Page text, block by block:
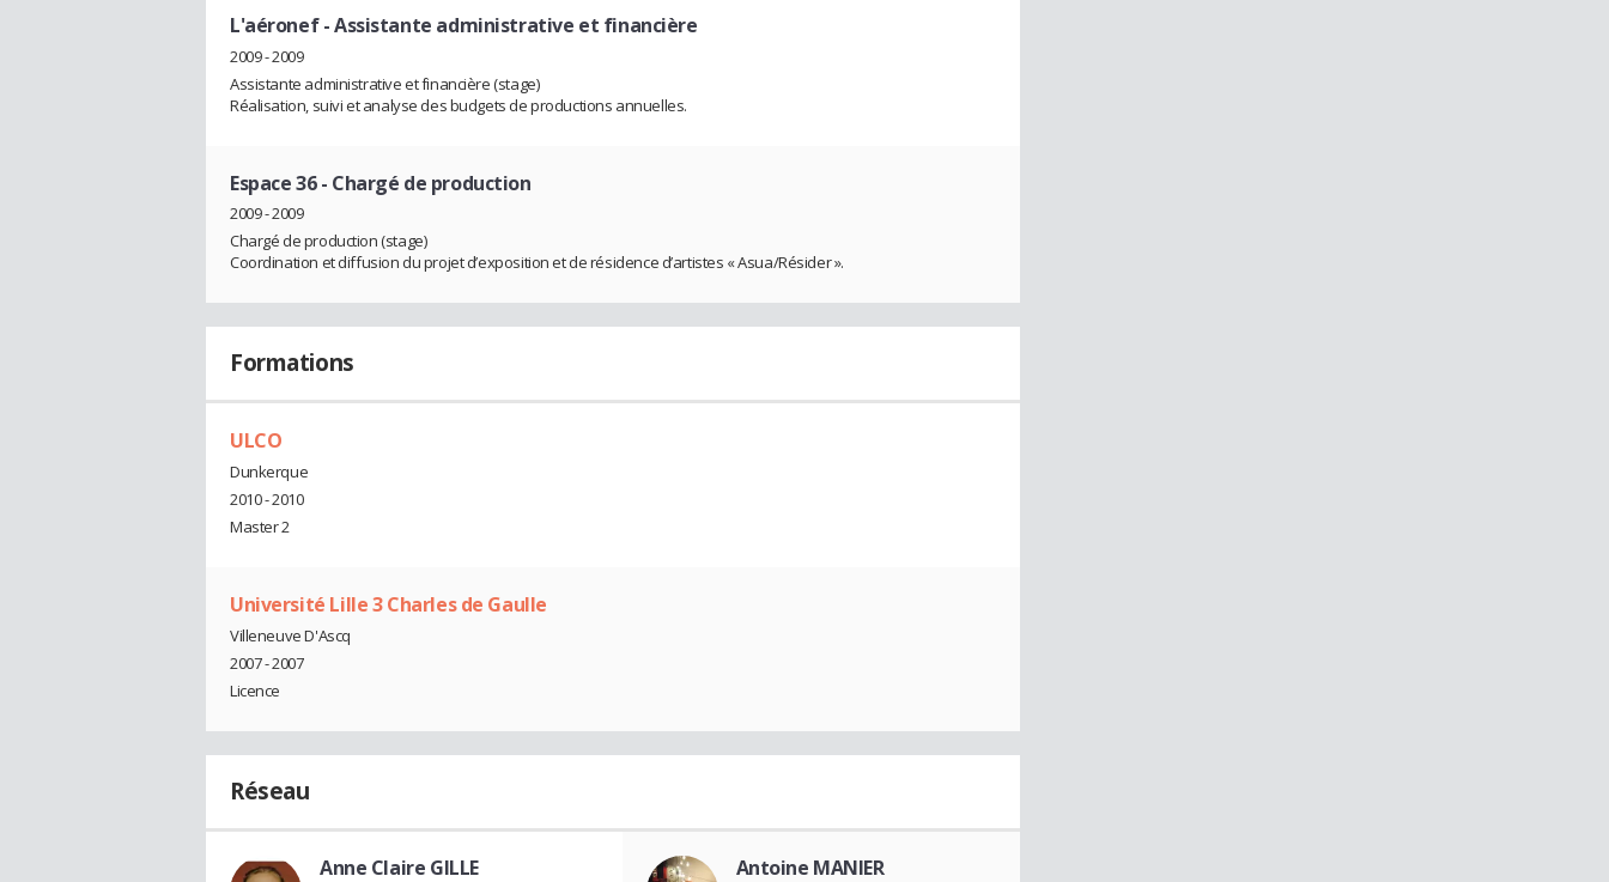
L'aéronef- Assistante administrative et financière
2009 - 2009
Assistante administrative et financière (stage)
Réalisation, suivi et analyse des budgets de productions annuelles.
Espace 36- Chargé de production
2009 - 2009
Chargé de production (stage)
Coordination et diffusion du projet d’exposition et de résidence d’artistes « Asua/Résider ».
Formations
ULCO
Dunkerque
2010 - 2010
Master 2
Université Lille 3 Charles de Gaulle
Villeneuve D'Ascq
2007 - 2007
Licence
Réseau
Anne Claire GILLE Antoine MANIER